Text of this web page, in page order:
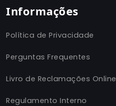
Informações
Política de Privacidade
Perguntas Frequentes
Livro de Reclamações Online
Regulamento Interno